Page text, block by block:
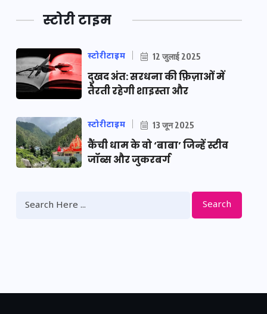
स्टोरी टाइम
स्टोरीटाइम 12 जुलाई 2025
दुखद अंत: सरधना की फ़िज़ाओं में
तैरती रहेगी शाइस्ता और
स्टोरीटाइम 13 जून 2025
कैंची धाम के वो ‘बाबा’ जिन्हें स्टीव
जॉब्स और जुकरबर्ग
Search